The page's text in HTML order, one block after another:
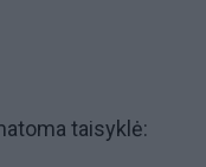
taisyklė: